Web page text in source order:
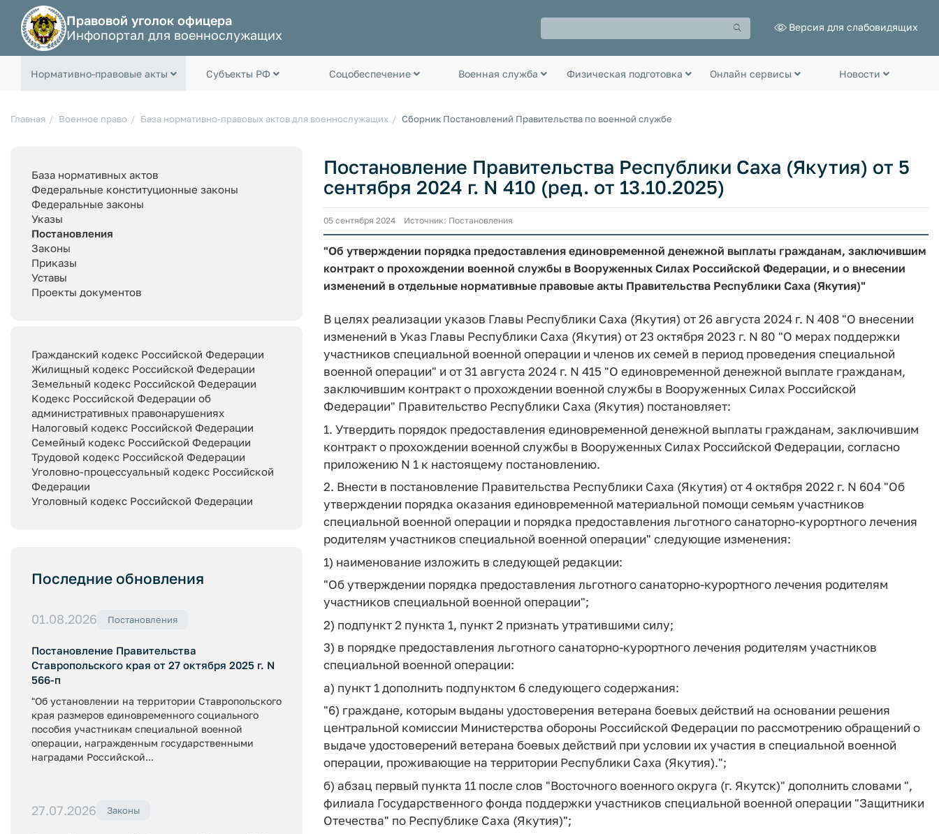
Правовой уголок офицера
Инфопортал для военнослужащих
Версия для слабовидящих
Нормативно-правовые акты Субъекты РФ Соцобеспечение Военная служба Физическая подготовка Онлайн сервисы Новости
Главная Военное право База нормативно-правовых актов для военнослужащих Сборник Постановлений Правительства по военной службе
База нормативных актов
Федеральные конституционные законы
Федеральные законы
Указы
Постановления
Законы
Приказы
Уставы
Проекты документов
Гражданский кодекс Российской Федерации
Жилищный кодекс Российской Федерации
Земельный кодекс Российской Федерации
Кодекс Российской Федерации об
административных правонарушениях
Налоговый кодекс Российской Федерации
Семейный кодекс Российской Федерации
Трудовой кодекс Российской Федерации
Уголовно-процессуальный кодекс Российской
Федерации
Уголовный кодекс Российской Федерации
Последние обновления
01.08.2026 Постановления
Постановление Правительства
Ставропольского края от 27 октября 2025 г. N
566-п
"Об установлении на территории Ставропольского
края размеров единовременного социального
пособия участникам специальной военной
операции, награжденным государственными
наградами Российской...
27.07.2026 Законы
Постановление Правительства Республики Саха (Якутия) от 5
сентября 2024 г. N 410 (ред. от 13.10.2025)
05 сентября 2024 Источник: Постановления
"Об утверждении порядка предоставления единовременной денежной выплаты гражданам, заключившим
контракт о прохождении военной службы в Вооруженных Силах Российской Федерации, и о внесении
изменений в отдельные нормативные правовые акты Правительства Республики Саха (Якутия)"
В целях реализации указов Главы Республики Саха (Якутия) от 26 августа 2024 г. N 408 "О внесении
изменений в Указ Главы Республики Саха (Якутия) от 23 октября 2023 г. N 80 "О мерах поддержки
участников специальной военной операции и членов их семей в период проведения специальной
военной операции" и от 31 августа 2024 г. N 415 "О единовременной денежной выплате гражданам,
заключившим контракт о прохождении военной службы в Вооруженных Силах Российской
Федерации" Правительство Республики Саха (Якутия) постановляет:
1. Утвердить порядок предоставления единовременной денежной выплаты гражданам, заключившим
контракт о прохождении военной службы в Вооруженных Силах Российской Федерации, согласно
приложению N 1 к настоящему постановлению.
2. Внести в постановление Правительства Республики Саха (Якутия) от 4 октября 2022 г. N 604 "Об
утверждении порядка оказания единовременной материальной помощи семьям участников
специальной военной операции и порядка предоставления льготного санаторно-курортного лечения
родителям участников специальной военной операции" следующие изменения:
1) наименование изложить в следующей редакции:
"Об утверждении порядка предоставления льготного санаторно-курортного лечения родителям
участников специальной военной операции";
2) подпункт 2 пункта 1, пункт 2 признать утратившими силу;
3) в порядке предоставления льготного санаторно-курортного лечения родителям участников
специальной военной операции:
а) пункт 1 дополнить подпунктом 6 следующего содержания:
"6) граждане, которым выданы удостоверения ветерана боевых действий на основании решения
центральной комиссии Министерства обороны Российской Федерации по рассмотрению обращений о
выдаче удостоверений ветерана боевых действий при условии их участия в специальной военной
операции, проживающие на территории Республики Саха (Якутия).";
б) абзац первый пункта 11 после слов "Восточного военного округа (г. Якутск)" дополнить словами ",
филиала Государственного фонда поддержки участников специальной военной операции "Защитники
Отечества" по Республике Саха (Якутия)";